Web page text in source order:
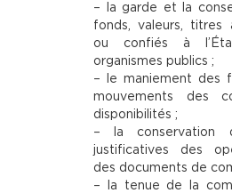
– la garde et la
fonds, valeurs, titres
ou confiés à
organismes publics ;
– le maniement des
mouvements des
disponibilités ;
– la conservation
justificatives des
des documents de
– la tenue de la